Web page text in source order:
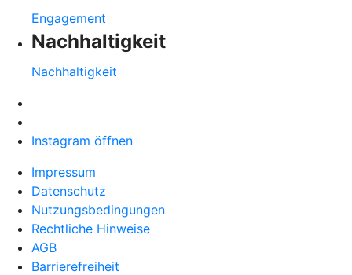
Engagement
Nachhaltigkeit
Nachhaltigkeit
Instagram öffnen
Impressum
Datenschutz
Nutzungsbedingungen
Rechtliche Hinweise
AGB
Barrierefreiheit